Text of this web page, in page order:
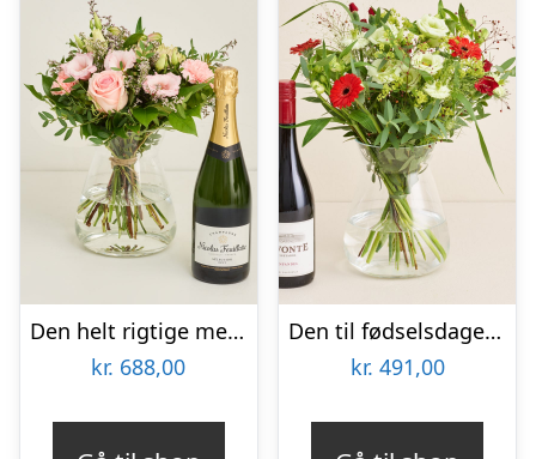
Den helt rigtige med Nicolas Feuillatte, Sélection Brut, Champagne
kr. 688,00
Den til fødselsdagen med Lavonte, Zinfandel
kr. 491,00